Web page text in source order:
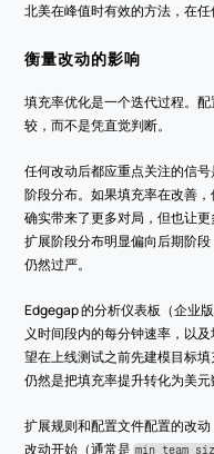
北美在峰值时有效的方法，在
衡量改动的影响
填充率优化是一个迭代过程。
较，而不是凭直觉判断。
任何改动后都应重点关注的信
阶段分布。如果填充率在改善
确实带来了更多对局，但也让
扩展阶段分布明显偏向后期阶
仍然过严。
Edgegap 的分析仪表板（企业
义时间段内的每分钟速率，以
望在上线测试之前先建模目标
仍然是把填充率提升转化为美元
扩展规则和配置文件配置的改
改动开始（通常是